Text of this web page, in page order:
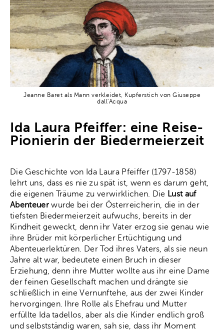
Jeanne Baret als Mann verkleidet, Kupferstich von Giuseppe
dall'Acqua
Ida Laura Pfeiffer: eine Reise-
Pionierin der Biedermeierzeit
Die Geschichte von Ida Laura Pfeiffer (1797-1858)
lehrt uns, dass es nie zu spät ist, wenn es darum geht,
die eigenen Träume zu verwirklichen. Die Lust auf
Abenteuerwurde bei der Österreicherin, die in der
tiefsten Biedermeierzeit aufwuchs, bereits in der
Kindheit geweckt, denn ihr Vater erzog sie genau wie
ihre Brüder mit körperlicher Ertüchtigung und
Abenteuerlektüren. Der Tod ihres Vaters, als sie neun
Jahre alt war, bedeutete einen Bruch in dieser
Erziehung, denn ihre Mutter wollte aus ihr eine Dame
der feinen Gesellschaft machen und drängte sie
schließlich in eine Vernunftehe, aus der zwei Kinder
hervorgingen. Ihre Rolle als Ehefrau und Mutter
erfüllte Ida tadellos, aber als die Kinder endlich groß
und selbstständig waren, sah sie, dass ihr Moment